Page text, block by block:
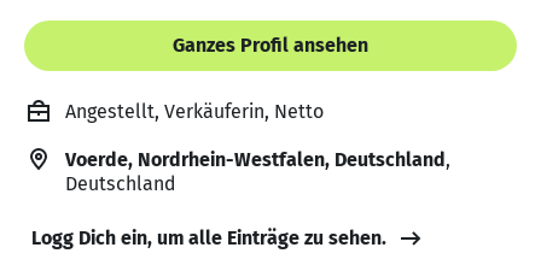
Ganzes Profil ansehen
Angestellt, Verkäuferin, Netto
Voerde, Nordrhein-Westfalen, Deutschland,
Deutschland
Logg Dich ein, um alle Einträge zu sehen.